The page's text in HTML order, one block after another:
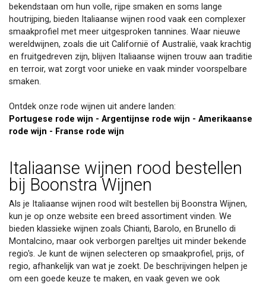
bekendstaan om hun volle, rijpe smaken en soms lange
houtrijping, bieden Italiaanse wijnen rood vaak een complexer
smaakprofiel met meer uitgesproken tannines. Waar nieuwe
wereldwijnen, zoals die uit Californië of Australië, vaak krachtig
en fruitgedreven zijn, blijven Italiaanse wijnen trouw aan traditie
en terroir, wat zorgt voor unieke en vaak minder voorspelbare
smaken.
Ontdek onze rode wijnen uit andere landen:
Portugese rode wijn - Argentijnse rode wijn - Amerikaanse
rode wijn - Franse rode wijn
Italiaanse wijnen rood bestellen
bij Boonstra Wijnen
Als je Italiaanse wijnen rood wilt bestellen bij Boonstra Wijnen,
kun je op onze website een breed assortiment vinden. We
bieden klassieke wijnen zoals Chianti, Barolo, en Brunello di
Montalcino, maar ook verborgen pareltjes uit minder bekende
regio's. Je kunt de wijnen selecteren op smaakprofiel, prijs, of
regio, afhankelijk van wat je zoekt. De beschrijvingen helpen je
om een goede keuze te maken, en vaak geven we ook